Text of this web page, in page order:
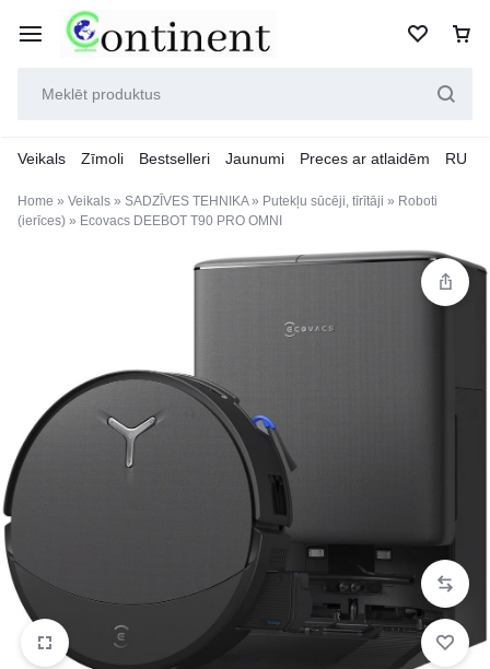
Veikals Zīmoli Bestselleri Jaunumi Preces ar atlaidēm RU
Home » Veikals » SADZĪVES TEHNIKA» Putekļu sūcēji, tīrītāji » Roboti
(ierīces) » Ecovacs DEEBOT T90 PRO OMNI